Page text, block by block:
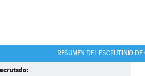
RESUMEN DEL ESCRUTINIO DE